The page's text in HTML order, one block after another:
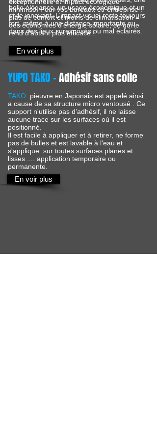
belle élégance, un usage économique et un
style innovant. L’impact visuel reste toujours
fort, même à une distance importante ou
dans des lieux surexposés ou mal éclairés.
En voir plus
minimisé. Pour vos bureaux et/ entreprise :
plus de confort et moins de climatisation =
des économies d'énergie solaire, ce qui le
rend d'autant plus efficace !
En voir plus
YUPO TAKO -Adhésif sans colle
TAKO pieuvre en Japonais est appelé ainsi
a cause de sa structure micro ventousé . Ce
support n'utilise pas d'adhésif, il ne laisse
aucune trace sur les surfaces où il est
positionné.
Il est facile à appliquer et à retirer, ne forme
pas de bulles et est lavable à l'eau et
s'applique sur toutes surfaces planes et
lisses .... application temporaire ou
permanente.